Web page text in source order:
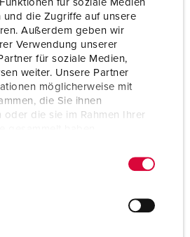
für soziale Medien
und die Zugriffe auf unsere
Außerdem geben wir
Verwendung unserer
für soziale Medien,
weiter. Unsere Partner
möglicherweise mit
die Sie ihnen
oder die sie im Rahmen Ihrer